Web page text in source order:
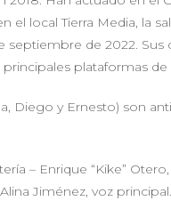
el local Tierra Media, la
septiembre de 2022. Sus
plataformas
Diego y Ernesto) son
– Enrique “Kike”
Jiménez, voz